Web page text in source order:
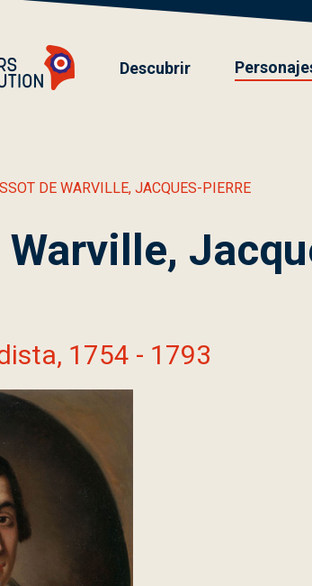
Descubrir
DE WARVILLE, JACQUES-PIERRE
1754 - 1793